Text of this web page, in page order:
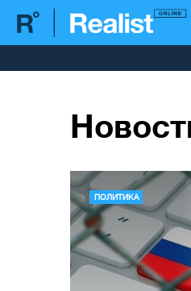
ПОЛИТИКА